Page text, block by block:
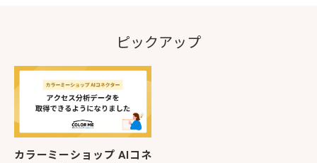
ピックアップ
カラーミーショップ AIコネ